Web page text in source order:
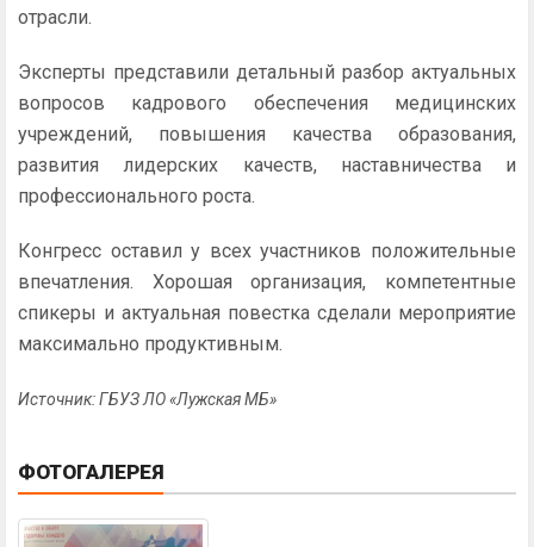
отрасли.
Эксперты представили детальный разбор актуальных
вопросов кадрового обеспечения медицинских
учреждений, повышения качества образования,
развития лидерских качеств, наставничества и
профессионального роста.
Конгресс оставил у всех участников положительные
впечатления. Хорошая организация, компетентные
спикеры и актуальная повестка сделали мероприятие
максимально продуктивным.
Источник: ГБУЗ ЛО «Лужская МБ»
ФОТОГАЛЕРЕЯ